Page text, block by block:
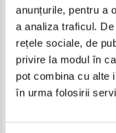
anunțurile, pentru a
a analiza traficul.
rețele sociale, de
privire la modul în
pot combina cu alte
în urma folosirii